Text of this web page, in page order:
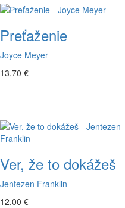
Preťaženie
Joyce Meyer
13,70 €
Ver, že to dokážeš
Jentezen Franklin
12,00 €